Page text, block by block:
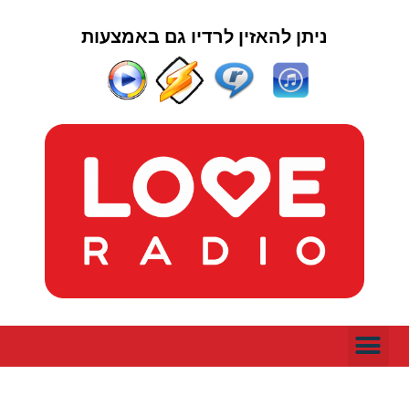
ניתן להאזין לרדיו גם באמצעות